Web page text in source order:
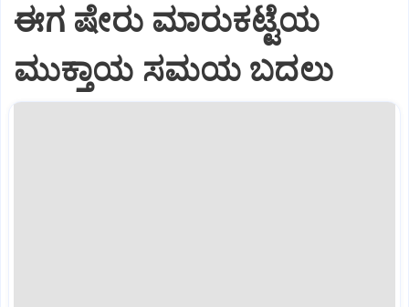
ಈಗ ಷೇರು ಮಾರುಕಟ್ಟೆಯ
ಮುಕ್ತಾಯ ಸಮಯ ಬದಲು